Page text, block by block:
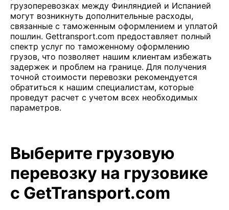
грузоперевозках между Финляндией и Испанией
могут возникнуть дополнительные расходы,
связанные с таможенным оформлением и уплатой
пошлин. Gettransport.com предоставляет полный
спектр услуг по таможенному оформлению
грузов, что позволяет нашим клиентам избежать
задержек и проблем на границе. Для получения
точной стоимости перевозки рекомендуется
обратиться к нашим специалистам, которые
проведут расчет с учетом всех необходимых
параметров.
Выберите грузовую
перевозку на грузовике
с GetTransport.com